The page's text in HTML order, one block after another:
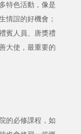
特色活動，像是
情誼的好機會；
賓人員、唐獎禮
大使，最重要的
的必修課程，如